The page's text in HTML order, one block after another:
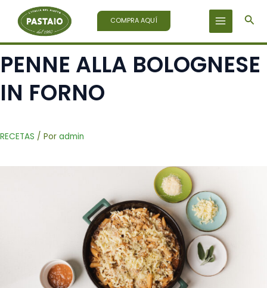
contenido
COMPRA AQUÍ
PENNE ALLA BOLOGNESE
IN FORNO
RECETAS / Por admin